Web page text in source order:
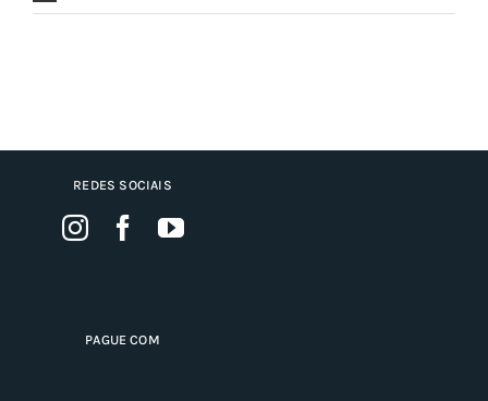
REDES SOCIAIS
PAGUE COM